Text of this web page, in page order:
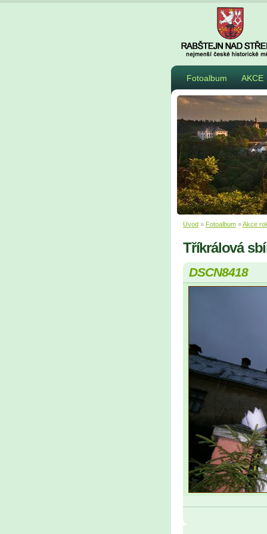
Fotoalbum AKCE
Úvod » Fotoalbum »Akce
Tříkrálová
DSCN8418